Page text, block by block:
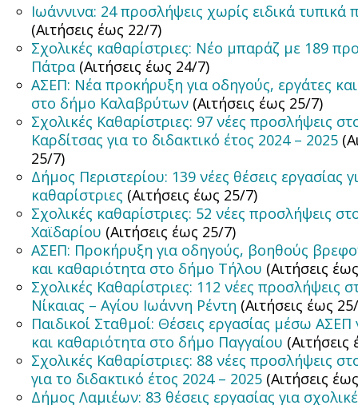
Ιωάννινα: 24 προσλήψεις χωρίς ειδικά τυπικά
(Αιτήσεις έως 22/7)
Σχολικές καθαρίστριες: Νέο μπαράζ με 189
Πάτρα (Αιτήσεις έως 24/7)
ΑΣΕΠ: Νέα προκήρυξη για οδηγούς, εργάτες
στο δήμο Καλαβρύτων (Αιτήσεις έως 25/7)
Σχολικές Καθαρίστριες: 97 νέες προσλήψεις
Καρδίτσας για το διδακτικό έτος 2024 – 2025
25/7)
Δήμος Περιστερίου: 139 νέες θέσεις εργασίας
καθαρίστριες (Αιτήσεις έως 25/7)
Σχολικές καθαρίστριες: 52 νέες προσλήψεις
Χαϊδαρίου (Αιτήσεις έως 25/7)
ΑΣΕΠ: Προκήρυξη για οδηγούς, βοηθούς
και καθαριότητα στο δήμο Τήλου (Αιτήσεις
Σχολικές Καθαρίστριες: 112 νέες προσλήψεις
Νίκαιας – Αγίου Ιωάννη Ρέντη (Αιτήσεις έως
Παιδικοί Σταθμοί: Θέσεις εργασίας μέσω ΑΣΕΠ
και καθαριότητα στο δήμο Παγγαίου
Σχολικές Καθαρίστριες: 88 νέες προσλήψεις
για το διδακτικό έτος 2024 – 2025 (Αιτήσεις
Δήμος Λαμιέων: 83 θέσεις εργασίας για